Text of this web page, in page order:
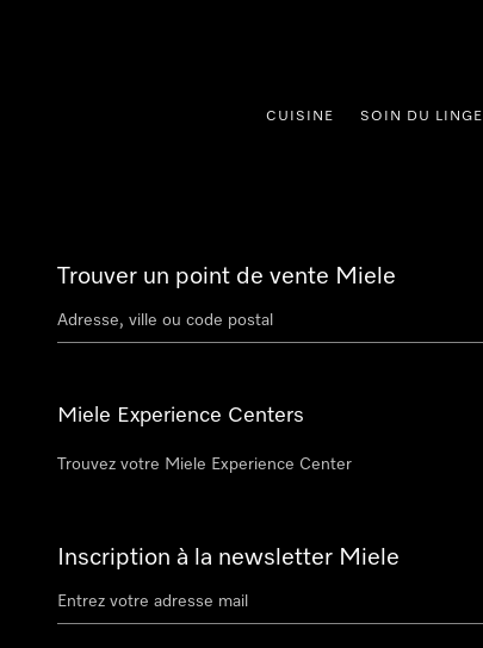
CUISINE SOIN DU LINGE
Trouver un point de vente Miele
Miele Experience Centers
Trouvez votre Miele Experience Center
Inscription à la newsletter Miele